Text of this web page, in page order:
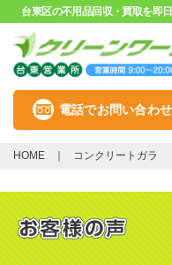
台東区の不用品回収・買取を即
電話でお問い合わせ
HOME コンクリートガラ